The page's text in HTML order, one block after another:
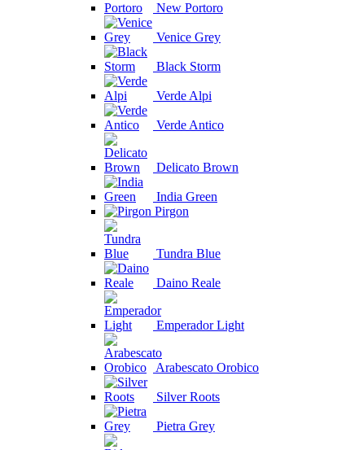
New Portoro
Venice Grey
Black Storm
Verde Alpi
Verde Antico
Delicato Brown
India Green
Pirgon
Tundra Blue
Daino Reale
Emperador Light
Arabescato Orobico
Silver Roots
Pietra Grey